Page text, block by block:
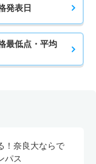
発表日
最低点・平均
！奈良大ならで
パス